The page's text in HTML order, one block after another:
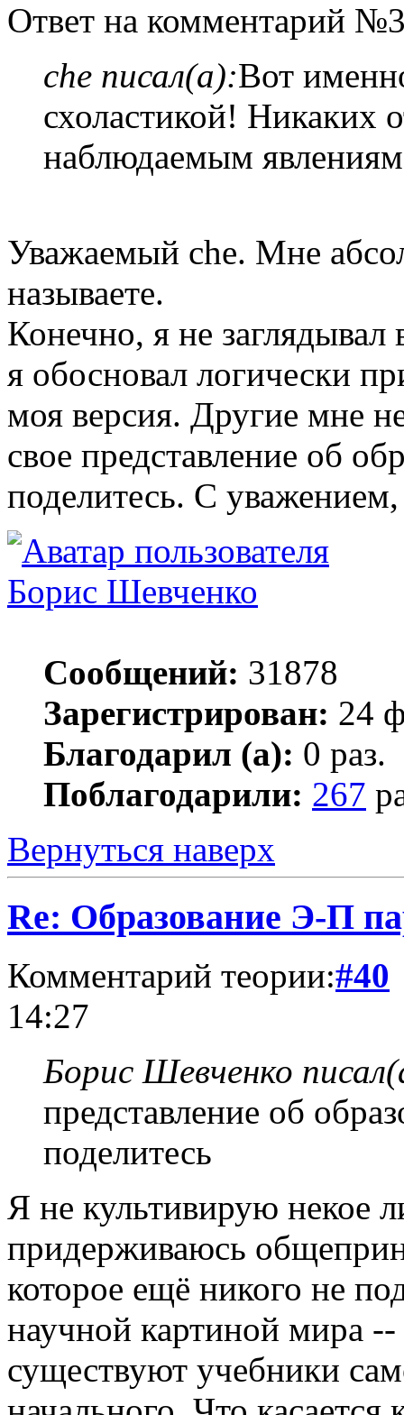
Ответ на комментарий
che писал(а):Вот
схоластикой! Никаких
наблюдаемым
Уважаемый che. Мне
называете.
Конечно, я не
я обосновал логически
моя версия. Другие мне
свое представление об
поделитесь. С
Борис Шевченко
Сообщений: 31878
Зарегистрирован: 24
Благодарил (а): 0 раз.
Поблагодарили: 267
Вернуться наверх
Re: Образование Э-П
Комментарий теории:#40
14:27
Борис Шевченко
представление об
поделитесь
Я не культивирую некое
придерживаюсь
которое ещё никого не
научной картиной мира
существуют учебники